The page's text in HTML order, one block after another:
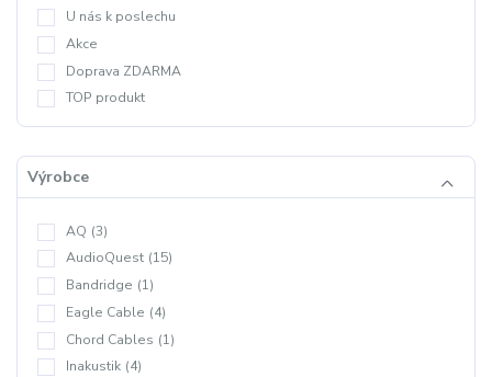
U nás k poslechu
Akce
Doprava ZDARMA
TOP produkt
Výrobce
AQ (3)
AudioQuest (15)
Bandridge (1)
Eagle Cable (4)
Chord Cables (1)
Inakustik (4)